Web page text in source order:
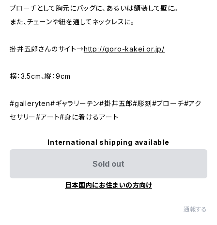
ブローチとして胸元にバッグに、あるいは額装して壁に。
また、チェーンや紐を通してネックレスに。
掛井五郎さんのサイト→http://goro-kakei.or.jp/
横：3.5cm、縦：9cm
#galleryten#ギャラリーテン#掛井五郎#彫刻#ブローチ#アク
セサリー#アート#身に着けるアート
International shipping available
Sold out
日本国内にお住まいの方向け
通報する